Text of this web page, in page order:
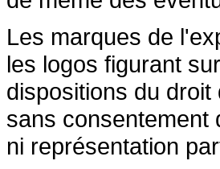
Les marques de
les logos figurant
dispositions du
sans consentement
ni représentation